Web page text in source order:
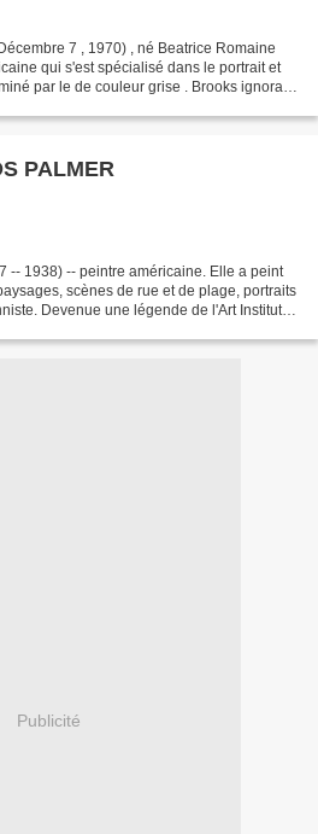
7 , 1970) , né Beatrice Romaine
qui s'est spécialisé dans le portrait et
par le de couleur grise . Brooks ignora le
PALMER
-- 1938) -- peintre américaine. Elle a peint
scènes de rue et de plage, portraits
Devenue une légende de l'Art Institute
Publicité